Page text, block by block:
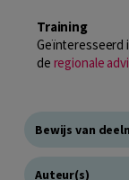
Training
Geïnteresseerd
de regionale
Bewijs van
Auteur(s)